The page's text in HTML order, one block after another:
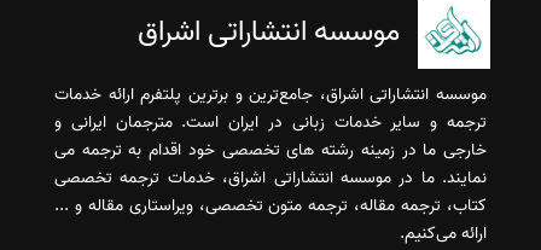
موسسه انتشاراتی اشراق
موسسه انتشاراتی اشراق، جامع‌ترین و برترین پلتفرم ارائه خدمات
ترجمه و سایر خدمات زبانی در ایران است. مترجمان ایرانی و
خارجی ما در زمینه رشته های تخصصی خود اقدام به ترجمه می
نمایند. ما در موسسه انتشاراتی اشراق، خدمات ترجمه تخصصی
کتاب، ترجمه مقاله، ترجمه متون تخصصی، ویراستاری مقاله و ...
ارائه می‌کنیم.